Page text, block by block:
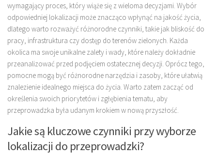
wymagający proces, który wiąże się z wieloma decyzjami. Wybór
odpowiedniej lokalizacji może znacząco wpłynąć na jakość życia,
dlatego warto rozważyć różnorodne czynniki, takie jak bliskość do
pracy, infrastruktura czy dostęp do terenów zielonych. Każda
okolica ma swoje unikalne zalety i wady, które należy dokładnie
przeanalizować przed podjęciem ostatecznej decyzji. Oprócz tego,
pomocne mogą być różnorodne narzędzia i zasoby, które ułatwią
znalezienie idealnego miejsca do życia. Warto zatem zacząć od
określenia swoich priorytetów i zgłębienia tematu, aby
przeprowadzka była udanym krokiem w nową przyszłość.
Jakie są kluczowe czynniki przy wyborze
lokalizacji do przeprowadzki?